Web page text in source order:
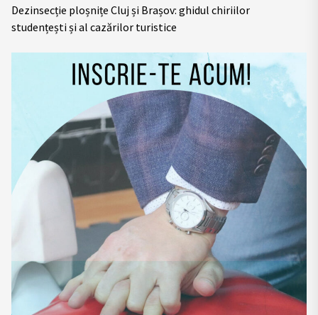
Dezinsecție ploșnițe Cluj și Brașov: ghidul chiriilor
studențești și al cazărilor turistice